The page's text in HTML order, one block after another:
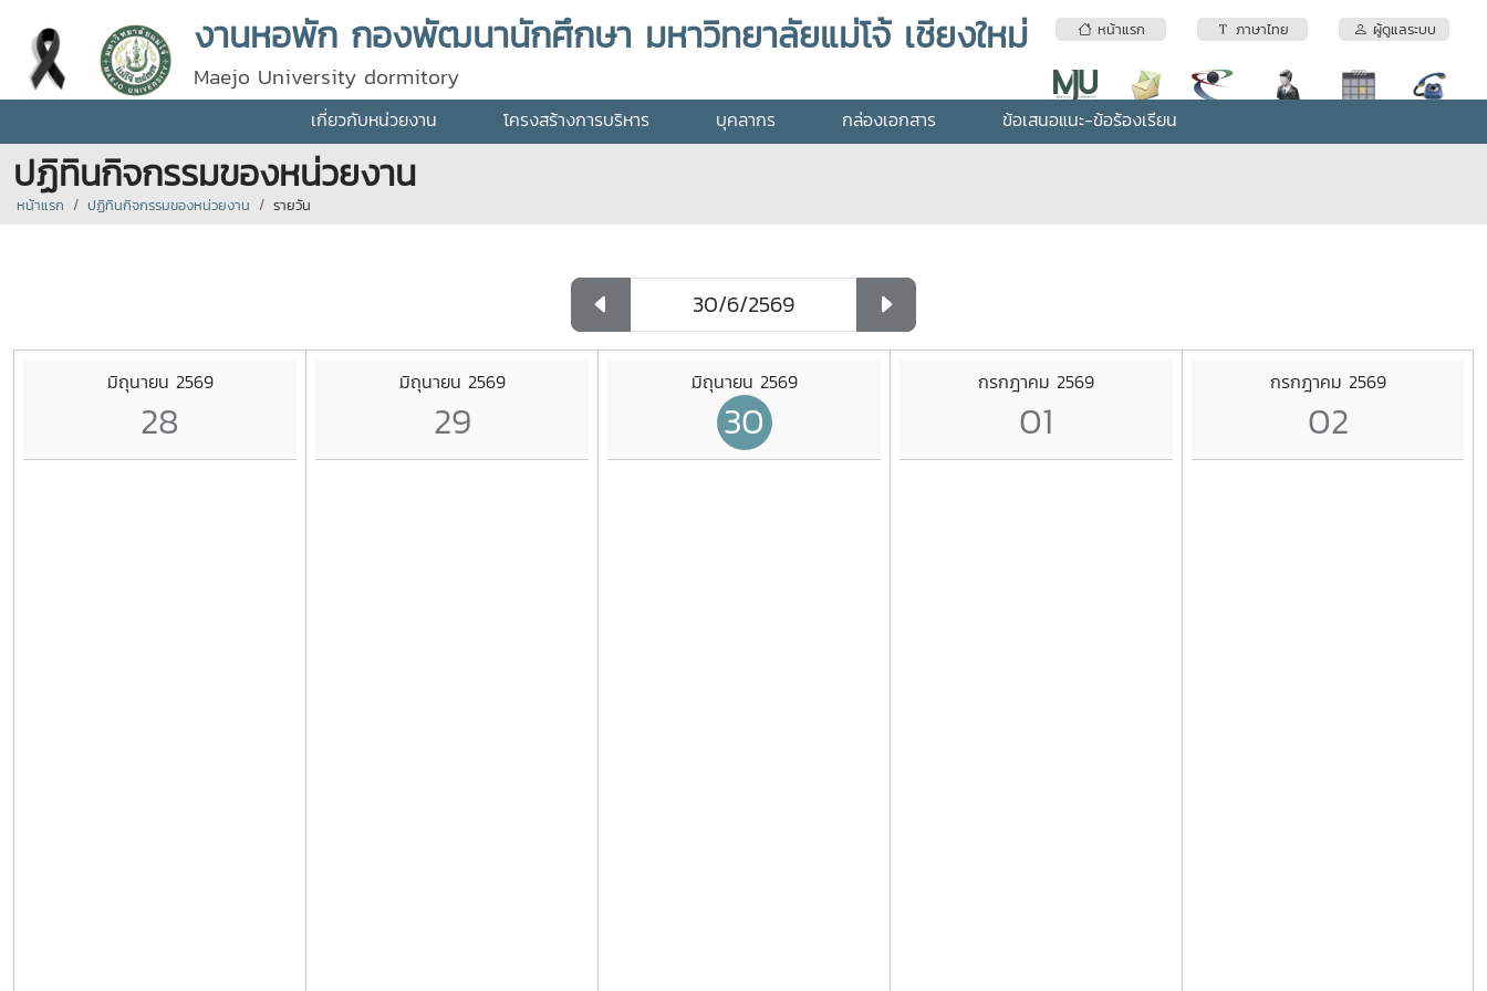
หน้าแรก ภาษาไทย ผู้ดูแลระบบ
งานหอพัก กองพัฒนานักศึกษา มหาวิทยาลัยแม่โจ้ เชียงใหม่
Maejo University dormitory
เกี่ยวกับหน่วยงาน โครงสร้างการบริหาร บุคลากร กล่องเอกสาร ข้อเสนอแนะ-ข้อร้องเรียน
ปฏิทินกิจกรรมของหน่วยงาน
หน้าแรก ปฏิทินกิจกรรมของหน่วยงาน รายวัน
มิถุนายน 2569
28
มิถุนายน 2569
29
มิถุนายน 2569
30
กรกฎาคม 2569
01
กรกฎาคม 2569
02